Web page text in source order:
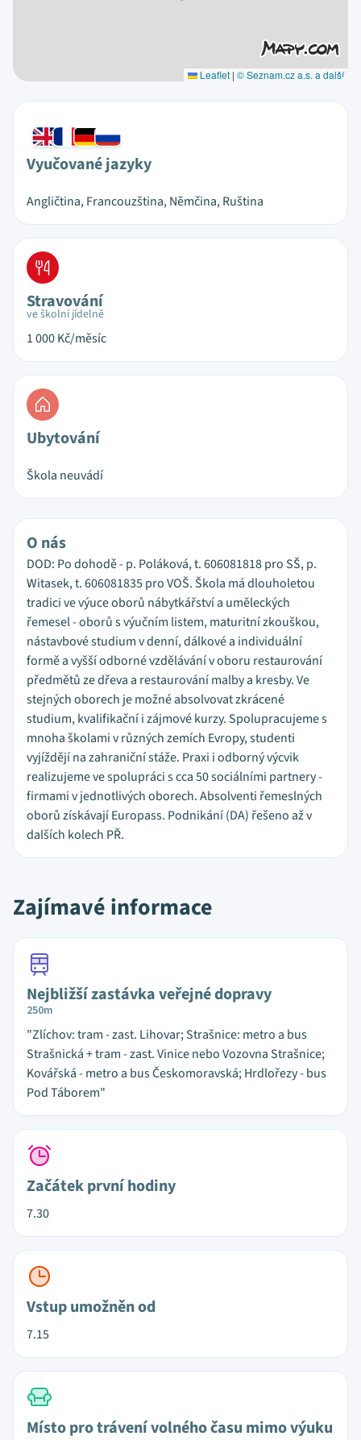
Leaflet | © Seznam.cz a.s. a další
Vyučované jazyky
Angličtina, Francouzština, Němčina, Ruština
Stravování
ve školní jídelně
1 000Kč/měsíc
Ubytování
Škola neuvádí
O nás
DOD: Po dohodě - p. Poláková, t. 606081818 pro SŠ, p.
Witasek, t. 606081835 pro VOŠ. Škola má dlouholetou
tradici ve výuce oborů nábytkářství a uměleckých
řemesel - oborů s výučním listem, maturitní zkouškou,
nástavbové studium v denní, dálkové a individuální
formě a vyšší odborné vzdělávání v oboru restaurování
předmětů ze dřeva a restaurování malby a kresby. Ve
stejných oborech je možné absolvovat zkrácené
studium, kvalifikační i zájmové kurzy. Spolupracujeme s
mnoha školami v různých zemích Evropy, studenti
vyjíždějí na zahraniční stáže. Praxi i odborný výcvik
realizujeme ve spolupráci s cca 50 sociálními partnery -
firmami v jednotlivých oborech. Absolventi řemeslných
oborů získávají Europass. Podnikání (DA) řešeno až v
dalších kolech PŘ.
Zajímavé informace
Nejbližší zastávka veřejné dopravy
250m
"Zlíchov: tram - zast. Lihovar; Strašnice: metro a bus
Strašnická + tram - zast. Vinice nebo Vozovna Strašnice;
Kovářská - metro a bus Českomoravská; Hrdlořezy - bus
Pod Táborem"
Začátek první hodiny
7.30
Vstup umožněn od
7.15
Místo pro trávení volného času mimo výuku